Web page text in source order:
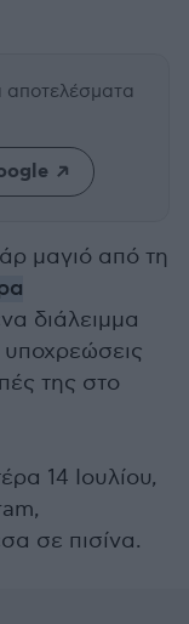
αποτελέσματα
μαγιό από τη
διάλειμμα
υποχρεώσεις
της στο
14 Ιουλίου,
σε πισίνα.